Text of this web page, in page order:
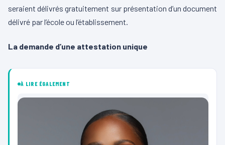
seraient délivrés gratuitement sur présentation d’un document
délivré par l’école ou l’établissement.
La demande d’une attestation unique
À LIRE ÉGALEMENT